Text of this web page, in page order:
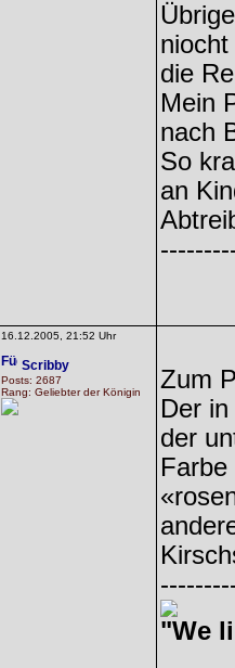
die
Mein
nach
So
an
16.12.2005, 21:52 Uhr
Scribby
Posts: 2687
Rang: Geliebter der Königin
Zum
Der
der
"We